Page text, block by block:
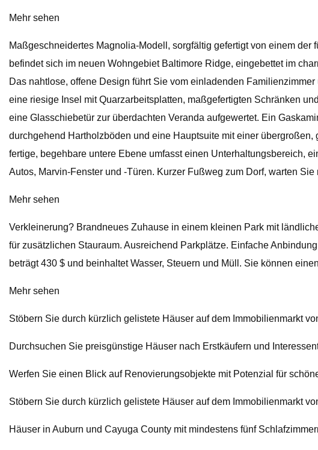
Mehr sehen
Maßgeschneidertes Magnolia-Modell, sorgfältig gefertigt von einem
befindet sich im neuen Wohngebiet Baltimore Ridge, eingebettet im
Das nahtlose, offene Design führt Sie vom einladenden
eine riesige Insel mit Quarzarbeitsplatten, maßgefertigten Schränken
eine Glasschiebetür zur überdachten Veranda aufgewertet. Ein
durchgehend Hartholzböden und eine Hauptsuite mit einer
fertige, begehbare untere Ebene umfasst einen Unterhaltungsbereich,
Autos, Marvin-Fenster und -Türen. Kurzer Fußweg zum Dorf, warten
Mehr sehen
Verkleinerung? Brandneues Zuhause in einem kleinen Park mit
für zusätzlichen Stauraum. Ausreichend Parkplätze. Einfache
beträgt 430 $ und beinhaltet Wasser, Steuern und Müll. Sie können
Mehr sehen
Stöbern Sie durch kürzlich gelistete Häuser auf dem Immobilienmarkt
Durchsuchen Sie preisgünstige Häuser nach Erstkäufern und
Werfen Sie einen Blick auf Renovierungsobjekte mit Potenzial für
Stöbern Sie durch kürzlich gelistete Häuser auf dem Immobilienmarkt
Häuser in Auburn und Cayuga County mit mindestens fünf